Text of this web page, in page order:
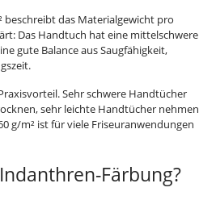
beschreibt das Materialgewicht pro
Das Handtuch hat eine mittelschwere
gute Balance aus Saugfähigkeit,
Sehr schwere Handtücher
sehr leichte Handtücher nehmen
g/m² ist für viele Friseuranwendungen
Färbung?